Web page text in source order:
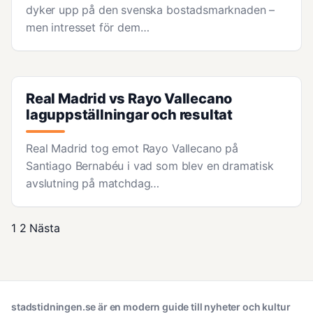
dyker upp på den svenska bostadsmarknaden –
men intresset för dem…
Real Madrid vs Rayo Vallecano
laguppställningar och resultat
Real Madrid tog emot Rayo Vallecano på
Santiago Bernabéu i vad som blev en dramatisk
avslutning på matchdag…
1 2 Nästa
stadstidningen.se är en modern guide till nyheter och kultur